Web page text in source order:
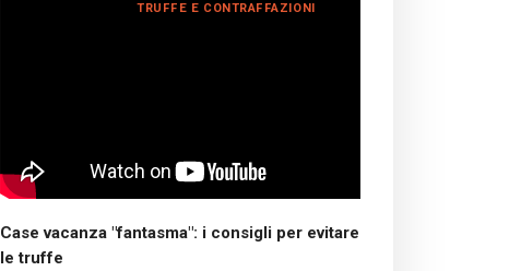
Case vacanza "fantasma": i consigli per evitare
le truffe
TRUFFE E CONTRAFFAZIONI